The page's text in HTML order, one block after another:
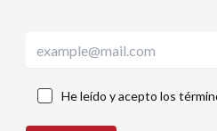
He leído y acepto los